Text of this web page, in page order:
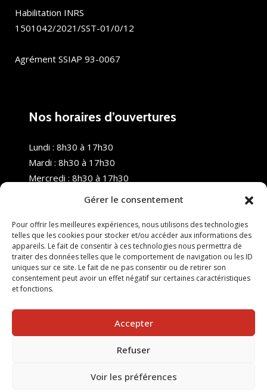
Gérer le consentement
Pour offrir les meilleures expériences, nous utilisons des technologies
telles que les cookies pour stocker et/ou accéder aux informations des
appareils. Le fait de consentir à ces technologies nous permettra de
traiter des données telles que le comportement de navigation ou les ID
uniques sur ce site. Le fait de ne pas consentir ou de retirer son
consentement peut avoir un effet négatif sur certaines caractéristiques
et fonctions.
Accepter
Refuser
Voir les préférences
Habilitation INRS
1501042/2021/SST-01/0/12
Agrément SSIAP 93-0067
Nos horaires d’ouvertures
Lundi : 8h30 à 17h30
Mardi : 8h30 à 17h30
Mercredi : 8h30 à 17h30
Samedi : Fermé
Dimanche : Fermé
© 2025 Nouvel R Formation - TOUS DROITS RÉSERVÉS -
SITE RÉALISÉ PAR :INGÉNIERIE TECH